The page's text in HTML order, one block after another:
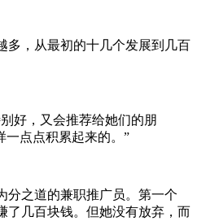
多，从最初的十几个发展到几百
好，又会推荐给她们的朋
一点点积累起来的。”
分之道的兼职推广员。第一个
了几百块钱。但她没有放弃，而